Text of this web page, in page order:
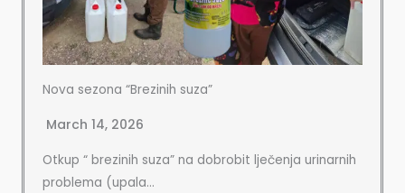
Nova sezona “Brezinih suza”
March 14, 2026
Otkup “ brezinih suza” na dobrobit lječenja urinarnih
problema (upala…